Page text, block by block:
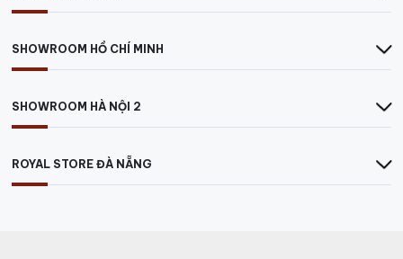
SHOWROOM HỒ CHÍ MINH
SHOWROOM HÀ NỘI 2
ROYAL STORE ĐÀ NẴNG